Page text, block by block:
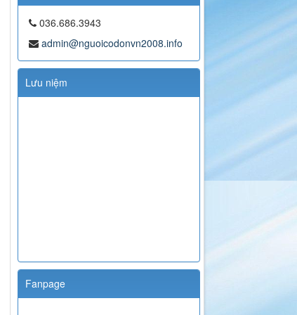
036.686.3943
admin@nguoicodonvn2008.info
Lưu niệm
Fanpage